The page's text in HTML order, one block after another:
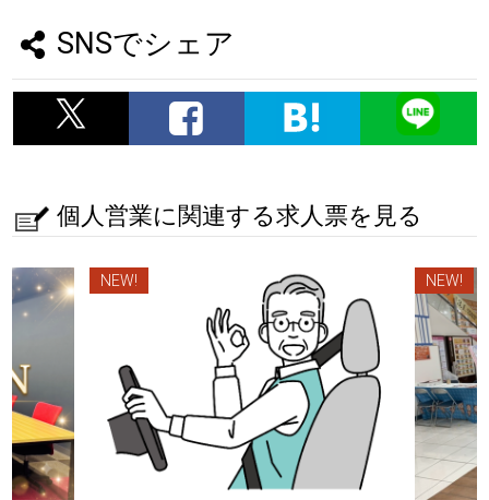
SNSでシェア
個人営業に関連する求人票を見る
NEW! NEW!